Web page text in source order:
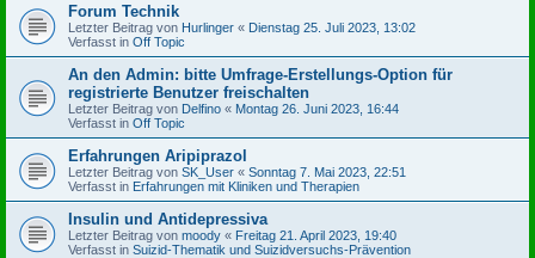
Forum Technik
Letzter Beitrag von Hurlinger « Dienstag 25. Juli 2023, 13:02
Verfasst in Off Topic
An den Admin: bitte Umfrage-Erstellungs-Option für
registrierte Benutzer freischalten
Letzter Beitrag von Delfino « Montag 26. Juni 2023, 16:44
Verfasst in Off Topic
Erfahrungen Aripiprazol
Letzter Beitrag von SK_User « Sonntag 7. Mai 2023, 22:51
Verfasst in Erfahrungen mit Kliniken und Therapien
Insulin und Antidepressiva
Letzter Beitrag von moody « Freitag 21. April 2023, 19:40
Verfasst in Suizid-Thematik und Suizidversuchs-Prävention